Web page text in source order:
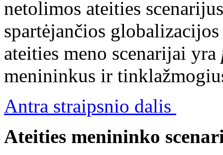
netolimos ateities
spartėjančios
ateities meno scenarijai yra
menininkus ir
Antra straipsnio dalis
Ateities menininko